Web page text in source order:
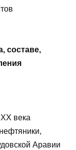
составе,
ХХ века
Аравии